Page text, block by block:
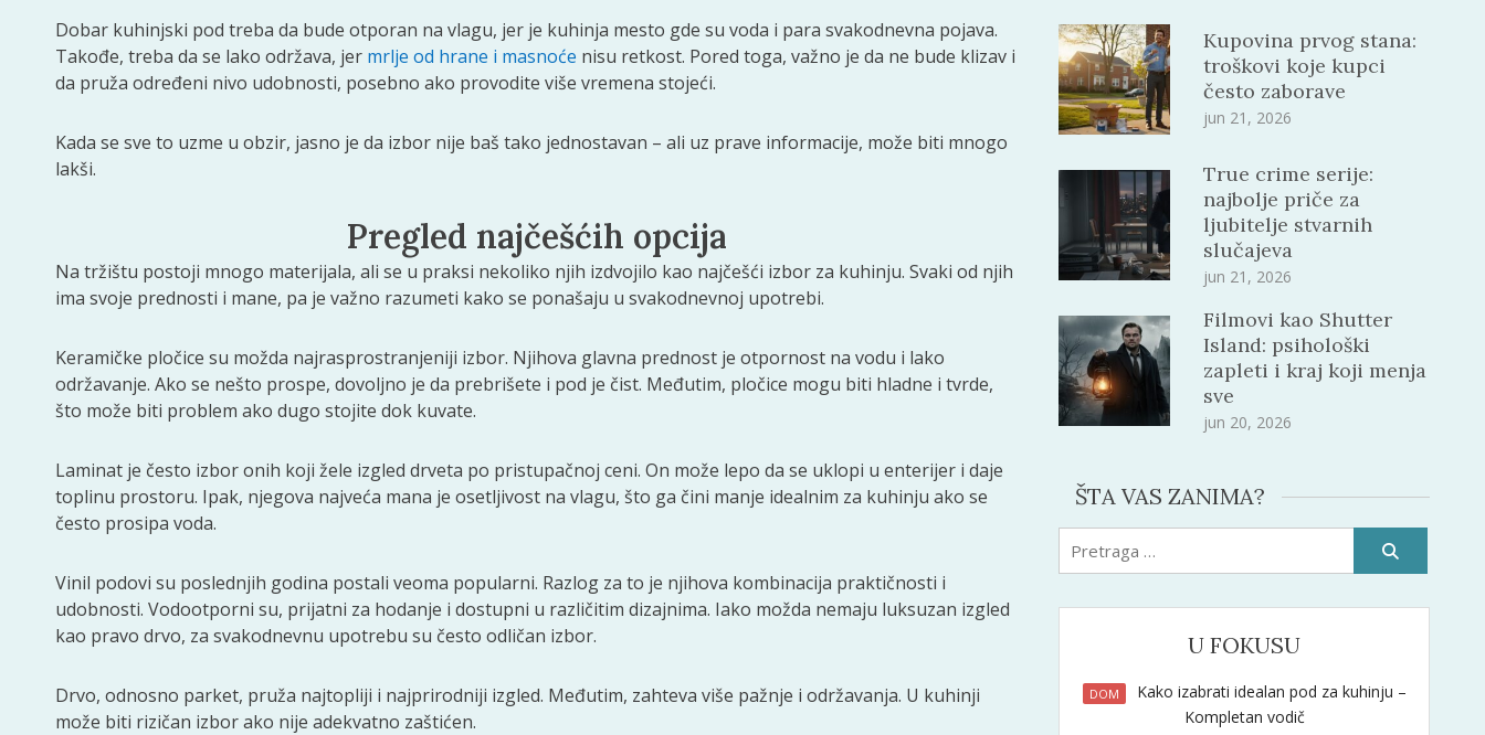
Dobar kuhinjski pod treba da bude otporan na vlagu, jer je kuhinja mesto gde su voda i para svakodnevna pojava.
Takođe, treba da se lako održava, jer mrlje od hrane i masnoće nisu retkost. Pored toga, važno je da ne bude klizav i
da pruža određeni nivo udobnosti, posebno ako provodite više vremena stojeći.
Kada se sve to uzme u obzir, jasno je da izbor nije baš tako jednostavan – ali uz prave informacije, može biti mnogo
lakši.
Pregled najčešćih opcija
Na tržištu postoji mnogo materijala, ali se u praksi nekoliko njih izdvojilo kao najčešći izbor za kuhinju. Svaki od njih
ima svoje prednosti i mane, pa je važno razumeti kako se ponašaju u svakodnevnoj upotrebi.
Keramičke pločice su možda najrasprostranjeniji izbor. Njihova glavna prednost je otpornost na vodu i lako
održavanje. Ako se nešto prospe, dovoljno je da prebrišete i pod je čist. Međutim, pločice mogu biti hladne i tvrde,
što može biti problem ako dugo stojite dok kuvate.
Laminat je često izbor onih koji žele izgled drveta po pristupačnoj ceni. On može lepo da se uklopi u enterijer i daje
toplinu prostoru. Ipak, njegova najveća mana je osetljivost na vlagu, što ga čini manje idealnim za kuhinju ako se
često prosipa voda.
Vinil podovi su poslednjih godina postali veoma popularni. Razlog za to je njihova kombinacija praktičnosti i
udobnosti. Vodootporni su, prijatni za hodanje i dostupni u različitim dizajnima. Iako možda nemaju luksuzan izgled
kao pravo drvo, za svakodnevnu upotrebu su često odličan izbor.
Drvo, odnosno parket, pruža najtopliji i najprirodniji izgled. Međutim, zahteva više pažnje i održavanja. U kuhinji
može biti rizičan izbor ako nije adekvatno zaštićen.
Kupovina prvog stana:
troškovi koje kupci
često zaborave
jun 21, 2026
True crime serije:
najbolje priče za
ljubitelje stvarnih
slučajeva
jun 21, 2026
Filmovi kao Shutter
Island: psihološki
zapleti i kraj koji menja
sve
jun 20, 2026
ŠTA VAS ZANIMA?
U FOKUSU
DOM
Kako izabrati idealan pod za kuhinju –
Kompletan vodič